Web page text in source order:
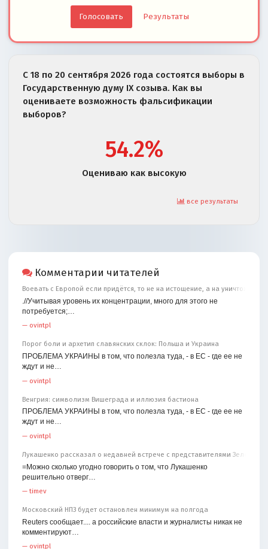
Результаты
С 18 по 20 сентября 2026 года состоятся выборы в
Государственную думу IX созыва. Как вы
оцениваете возможность фальсификации
выборов?
54.2%
Оцениваю как высокую
все результаты
Комментарии читателей
Воевать с Европой если придётся, то не на истощение, а на уничтожение
.//Учитывая уровень их концентрации, много для этого не
потребуется;…
— ovintpl
Порог боли и архетип славянских склок: Польша и Украина
ПРОБЛЕМА УКРАИНЫ в том, что полезла туда, - в ЕС - где ее не
ждут и не…
— ovintpl
Венгрия: символизм Вишеграда и иллюзия бастиона
ПРОБЛЕМА УКРАИНЫ в том, что полезла туда, - в ЕС - где ее не
ждут и не…
— ovintpl
Лукашенко рассказал о недавней встрече с представителями
=Можно сколько угодно говорить о том, что Лукашенко
решительно отверг…
—timev
Московский НПЗ будет остановлен минимум на полгода
Reuters сообщает.... а российские власти и журналисты никак не
комментируют…
— ovintpl